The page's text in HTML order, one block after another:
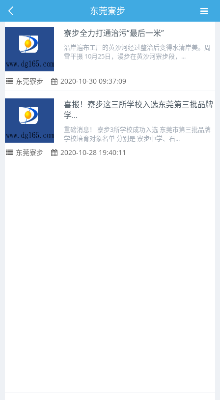
东莞寮步
寮步全力打通治污“最后一米”
沿岸遍布工厂的黄沙河经过整治后变得水清岸美。周
雪平摄 10月25日，漫步在黄沙河寮步段，...
东莞寮步 2020-10-30 09:37:09
喜报！寮步这三所学校入选东莞第三批品牌
学...
重磅消息！ 寮步3所学校成功入选 东莞市第三批品牌
学校培育对象名单 分别是 寮步中学、石...
东莞寮步 2020-10-28 19:40:11